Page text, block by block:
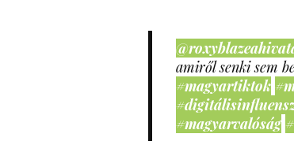
amiről senki sem
#magyartiktok
#magyarvalóság